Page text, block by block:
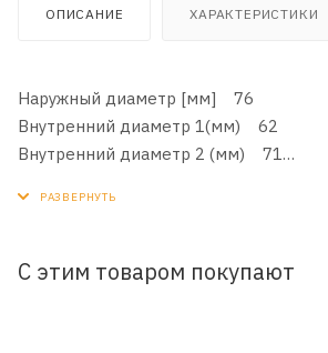
ОПИСАНИЕ ХАРАКТЕРИСТИКИ
Наружный диаметр [мм] 76
Внутренний диаметр 1(мм) 62
Внутренний диаметр 2 (мм) 71
Номер рекомендуемого специального
С этим товаром покупают